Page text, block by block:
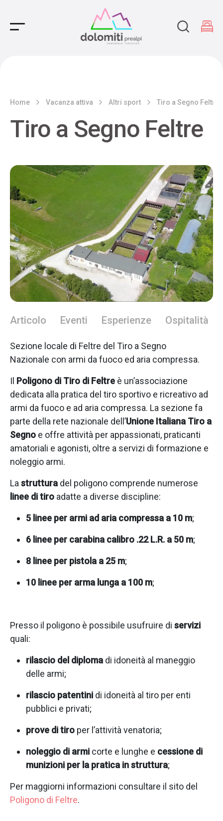
Main Navigation
Home Vacanza attiva Altri sport Tiro a Segno Feltre
Tiro a Segno Feltre
Articolo Eventi Esperienze Ospitalità
Sezione locale di Feltre del Tiro a Segno
Nazionale con armi da fuoco ed aria compressa.
Il Poligono di Tiro di Feltre è un’associazione
dedicata alla pratica del tiro sportivo e ricreativo ad
armi da fuoco e ad aria compressa. La sezione fa
parte della rete nazionale dell’Unione Italiana Tiro a
Segno e offre attività per appassionati, praticanti
amatoriali e agonisti, oltre a servizi di formazione e
noleggio armi.
Lastrutturadel poligono comprende numerose
linee di tiro adatte a diverse discipline:
5 linee per armi ad aria compressa a 10 m;
6 linee per carabina calibro .22 L.R. a 50 m;
8 linee per pistola a 25 m;
10 linee per arma lunga a 100 m;
Presso il poligono è possibile usufruire di servizi
quali:
rilascio del diplomadi idoneità al maneggio
delle armi;
rilascio patentini di idoneità al tiro per enti
pubblici e privati;
prove di tiro per l’attività venatoria;
noleggio di armi corte e lunghe e cessione di
munizioni per la pratica in struttura;
Per maggiorni informazioni consultare il sito del
Poligono di Feltre.